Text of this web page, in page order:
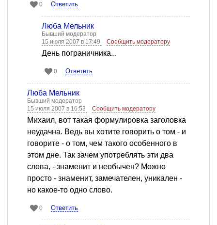
0 Ответить
Люба Мельник
Бывший модератор
15 июля 2007 в 17:49
Сообщить модератору
День пограничника...
0 Ответить
Люба Мельник
Бывший модератор
15 июля 2007 в 16:53
Сообщить модератору
Михаил, вот такая формулировка заголовка
неудачна. Ведь вы хотите говорить о том - и
говорите - о том, чем такого особенного в
этом дне. Так зачем употреблять эти два
слова, - знаменит и необычен? Можно
просто - знаменит, замечателен, уникален -
но какое-то одно слово.
0 Ответить